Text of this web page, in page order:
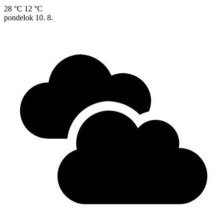
28 °C 12 °C
pondelok 10. 8.